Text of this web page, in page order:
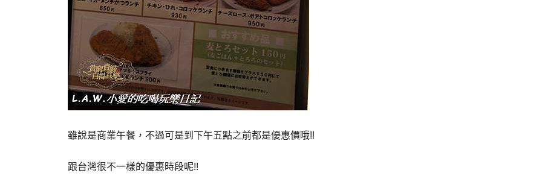
雖說是商業午餐，不過可是到下午五點之前都是優惠價哦!!
跟台灣很不一樣的優惠時段呢!!